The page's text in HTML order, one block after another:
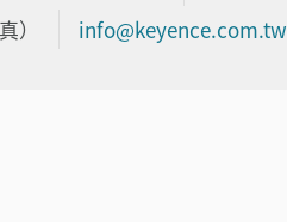
） info@keyence.com.tw